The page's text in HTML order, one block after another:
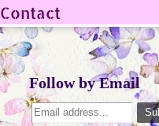
Contact
Follow by Email